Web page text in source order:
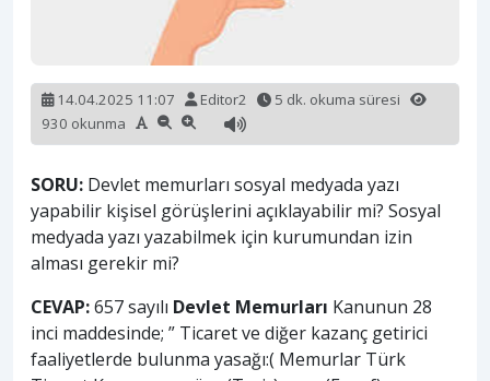
14.04.2025 11:07 Editor2
5 dk. okuma süresi
930 okunma
SORU: Devlet memurları sosyal medyada yazı
yapabilir kişisel görüşlerini açıklayabilir mi? Sosyal
medyada yazı yazabilmek için kurumundan izin
alması gerekir mi?
CEVAP:657 sayılı Devlet Memurları Kanunun 28
inci maddesinde; ” Ticaret ve diğer kazanç getirici
faaliyetlerde bulunma yasağı:( Memurlar Türk